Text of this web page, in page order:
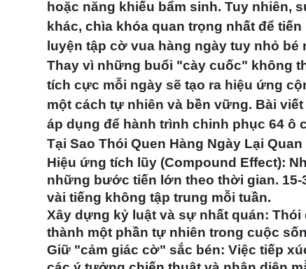
hoặc năng khiếu bẩm sinh. Tuy nhiên,
khác, chìa khóa quan trọng nhất để
luyện tập cờ vua hàng ngày tuy nhỏ bé
Thay vì những buổi "cày cuốc" không
tích cực mỗi ngày sẽ tạo ra hiệu ứng
một cách tự nhiên và bền vững. Bài
áp dụng để hành trình chinh phục 64 ô
Tại Sao Thói Quen Hàng Ngày Lại
Hiệu ứng tích lũy (Compound Effect):
những bước tiến lớn theo thời gian.
vài tiếng không tập trung mỗi tuần.
Xây dựng kỷ luật và sự nhất quán: Thói
thành một phần tự nhiên trong cuộc
Giữ "cảm giác cờ" sắc bén: Việc tiếp